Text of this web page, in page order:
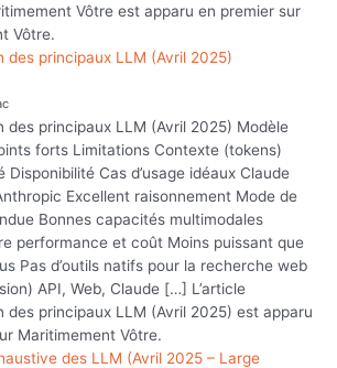
Vôtre est apparu en premier sur
Vôtre.
des principaux LLM (Avril 2025)
des principaux LLM (Avril 2025) Modèle
forts Limitations Contexte (tokens)
Disponibilité Cas d’usage idéaux Claude
Excellent raisonnement Mode de
Bonnes capacités multimodales
performance et coût Moins puissant que
Pas d’outils natifs pour la recherche web
API, Web, Claude […] L’article
des principaux LLM (Avril 2025) est apparu
Maritimement Vôtre.
des LLM (Avril 2025 – Large